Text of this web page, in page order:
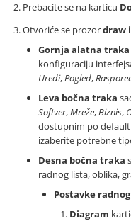
Prebacite se na karticu
Otvoriće se prozordraw
Gornja alatna traka
konfiguraciju
Uredi,Pogled,
Leva bočna traka
Softver,Mreže,Biznis,
dostupnim po
izaberite potrebne
Desna bočna traka
radnog lista, oblika,
Postavke
Diagram